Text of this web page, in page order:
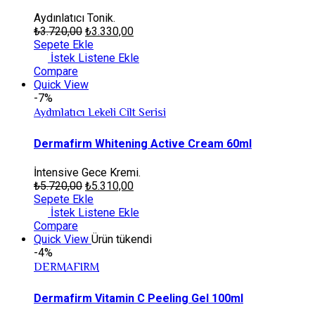
Aydınlatıcı Tonik.
₺3.720,00 ₺3.330,00
Sepete Ekle
İstek Listene Ekle
Compare
Quick View
-7%
Aydınlatıcı Lekeli Cilt Serisi
Dermafirm Whitening Active Cream 60ml
İntensive Gece Kremi.
₺5.720,00 ₺5.310,00
Sepete Ekle
İstek Listene Ekle
Compare
Quick View Ürün tükendi
-4%
DERMAFIRM
Dermafirm Vitamin C Peeling Gel 100ml